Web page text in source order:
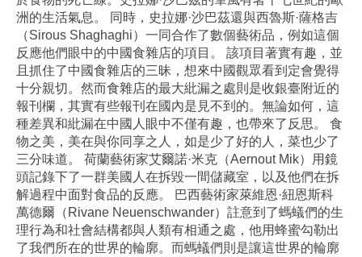
洲的生活氣息。 同時，史拉娜·沙巴茲還與西魯斯·薩格吉
（Sirous Shaghaghi）一同合作了數個藝術品，例如這個
反應他們眼中的中國食雜店的項目。 該項目著實有趣，並
且抓住了中國食雜店的三昧，想來中國觀眾看到定會覺得
十分親切。然而食雜店的最大紕漏之處則是收銀臺附近的
報刊欄，其實有些報刊在國內是見不到的。無論如何，這
種差異和紕漏在中國人眼中不僅有趣，也帶來了反思。 食
物之美，美在與你同享之人，如是少了好的人，菜也少了
三分味道。 荷蘭藝術家艾爾諾·米克（Aernout Mik）用鏡
頭記錄下了一群美國人在拆毀一間儲藏室，以及他們在拆
解過程中面對食品的反應。 巴西藝術家萊維恩·紐恩斯科
萬德爾（Rivane Neuenschwander）註意到了螞蟻們的生
理行為和社會結構都與人類有相通之處，他用蜂蜜勾勒出
了我們所在的世界的輪廓。而螞蟻們則是讓這世界的輪廓